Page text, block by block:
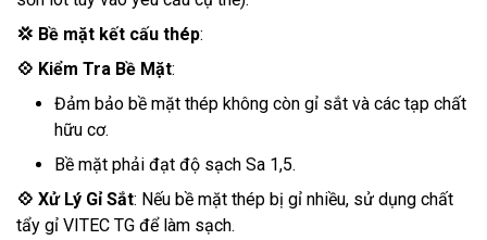
💢 Bề mặt kết cấu thép:
💠 Kiểm Tra Bề Mặt:
Đảm bảo bề mặt thép không còn gỉ sắt và các tạp chất
hữu cơ.
Bề mặt phải đạt độ sạch Sa 1,5.
💠 Xử Lý Gỉ Sắt: Nếu bề mặt thép bị gỉ nhiều, sử dụng chất
tẩy gỉ VITEC TG để làm sạch.